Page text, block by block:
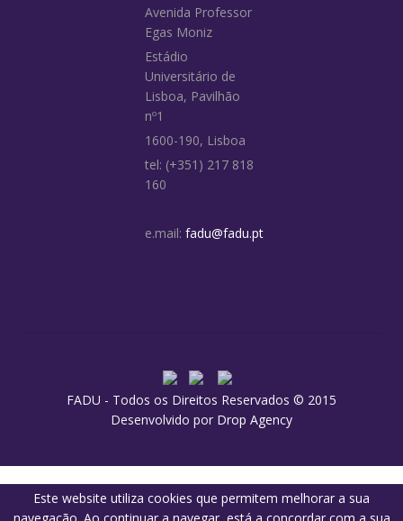
Avenida Professor
Egas Moniz
Estádio
Universitário de
Lisboa, Pavilhão
nº1
1600-190, Lisboa
tel: (+351) 217 818
160
e.mail: fadu@fadu.pt
FADU - Todos os Direitos Reservados © 2015
Desenvolvido por Drop Agency
Este website utiliza cookies que permitem melhorar a sua